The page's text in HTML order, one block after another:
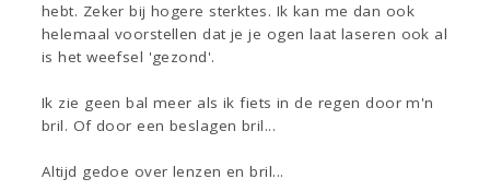
hebt. Zeker bij hogere sterktes. Ik kan me dan ook
helemaal voorstellen dat je je ogen laat laseren ook al
is het weefsel 'gezond'.
Ik zie geen bal meer als ik fiets in de regen door m'n
bril. Of door een beslagen bril...
Altijd gedoe over lenzen en bril...